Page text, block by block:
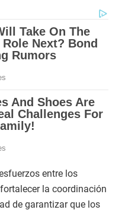
entre los
la coordinación
de garantizar que los